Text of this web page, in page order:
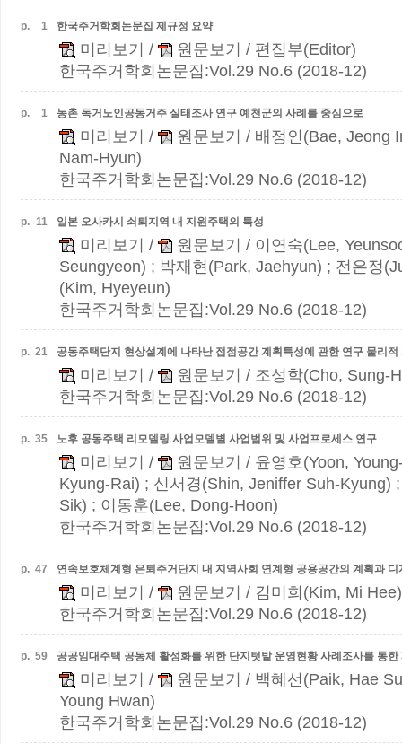
p. 1 한국주거학회논문집 제규정 요약
미리보기 / 원문보기
/ 편집부(Editor)
한국주거학회논문집:Vol.29 No.6 (2018-12)
p. 1 농촌 독거노인공동거주 실태조사 연구 예천군의 사례를 중심으로
미리보기 / 원문보기
/ 배정인(Bae, Jeong
Nam-Hyun)
한국주거학회논문집:Vol.29 No.6 (2018-12)
p. 11 일본 오사카시 쇠퇴지역 내 지원주택의 특성
미리보기 / 원문보기
/ 이연숙(Lee,
Seungyeon) ; 박재현(Park, Jaehyun) ; 전은정
(Kim, Hyeyeun)
한국주거학회논문집:Vol.29 No.6 (2018-12)
p. 21 공동주택단지 현상설계에 나타난 접점공간 계획특성에 관한 연구 물리적
미리보기 / 원문보기
/ 조성학(Cho, Sung-
한국주거학회논문집:Vol.29 No.6 (2018-12)
p. 35 노후 공동주택 리모델링 사업모델별 사업범위 및 사업프로세스 연구
미리보기 / 원문보기
/ 윤영호(Yoon,
Kyung-Rai) ; 신서경(Shin, Jeniffer Suh-Kyung)
Sik) ; 이동훈(Lee, Dong-Hoon)
한국주거학회논문집:Vol.29 No.6 (2018-12)
p. 47 연속보호체계형 은퇴주거단지 내 지역사회 연계형 공용공간의 계획과 디
미리보기 / 원문보기
/ 김미희(Kim, Mi Hee)
한국주거학회논문집:Vol.29 No.6 (2018-12)
p. 59 공공임대주택 공동체 활성화를 위한 단지텃밭 운영현황 사례조사를 통한
미리보기 / 원문보기
/ 백혜선(Paik, Hae
Young Hwan)
한국주거학회논문집:Vol.29 No.6 (2018-12)